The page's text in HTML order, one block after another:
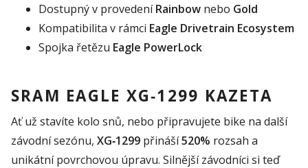
Dostupný v provedeníRainbow nebo Gold
Kompatibilita v rámci Eagle Drivetrain Ecosystem
Spojka řetězu Eagle PowerLock
SRAM EAGLE XG‑1299 KAZETA
Ať už stavíte kolo snů, nebo připravujete bike na další
závodní sezónu, XG‑1299 přináší520% rozsah a
unikátní povrchovou úpravu. Silnější závodníci si teď